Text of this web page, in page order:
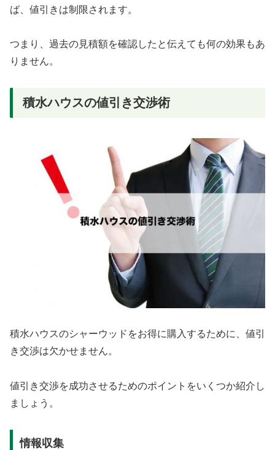
ば、値引きは制限されます。
つまり、過去の見積額を確認したと伝えても何の効果もあ
りません。
積水ハウスの値引き交渉術
積水ハウスのシャーウッドをお得に購入するために、値引
き交渉は欠かせません。
値引き交渉を成功させるためのポイントをいくつか紹介し
ましょう。
情報収集